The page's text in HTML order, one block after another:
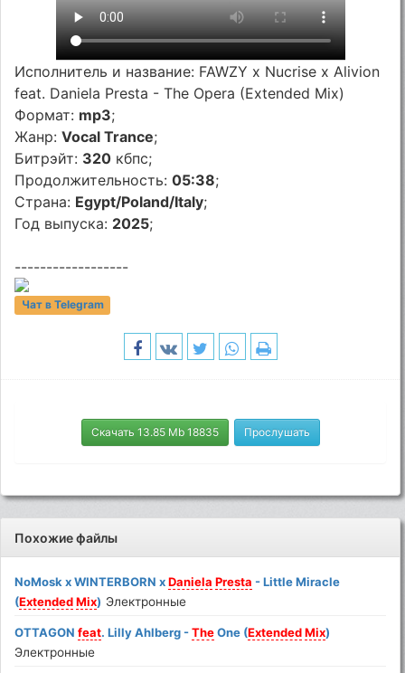
Исполнитель и название: FAWZY x Nucrise x Alivion
feat. Daniela Presta - The Opera (Extended Mix)
Формат: mp3;
Жанр:Vocal Trance;
Битрэйт: 320 кбпс;
Продолжительность:05:38;
Страна: Egypt/Poland/Italy;
Год выпуска: 2025;
------------------
Чат в Telegram
Скачать 13.85 Mb 18835 Прослушать
Похожие файлы
NoMosk x WINTERBORN xDaniela Presta - Little Miracle
(Extended Mix) Электронные
OTTAGONfeat. Lilly Ahlberg -TheOne (Extended Mix)
Электронные